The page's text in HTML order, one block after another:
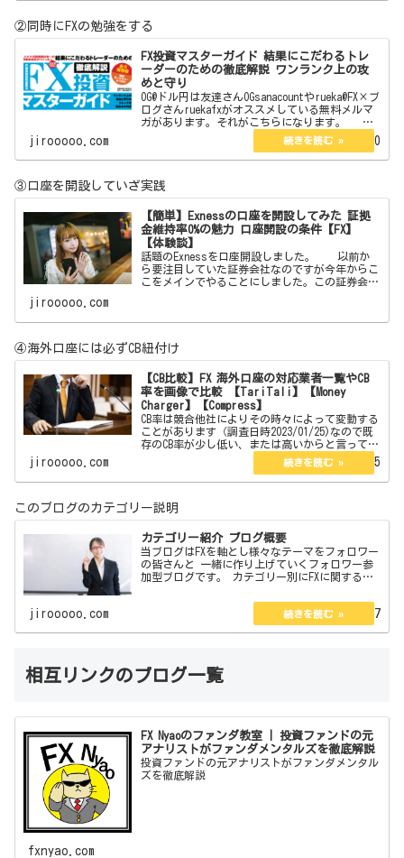
②同時にFXの勉強をする
FX投資マスターガイド 結果にこだわるトレ
ーダーのための徹底解説 ワンランク上の攻
めと守り
OG@ドル円は友達さんOGsanacountやrueka@FX×ブ
ログさんruekafxがオススメしている無料メルマ
ガがあります。それがこちらになります。
【無料】現役プロトレーダーが総合監修したFX投
資E-BOOK図解オールカラー12…
jirooooo.com 2022.09.20
③口座を開設していざ実践
【簡単】Exnessの口座を開設してみた 証拠
金維持率0%の魅力 口座開設の条件【FX】
【体験談】
話題のExnessを口座開設しました。 以前か
ら要注目していた証券会社なのですが今年からこ
こをメインでやることにしました。この証券会社
す。 【簡単
jirooooo.com
④海外口座には必ずCB紐付け
【CB比較】FX 海外口座の対応業者一覧やCB
率を画像で比較 【TariTali】【Money
Charger】【Compress】
CB率は競合他社によりその時々によって変動する
ことがあります（調査日時2023/01/25)なので既
存のCB率が少し低い、または高いからと言ってず
っとそのままという訳でもありません。今現在は
口座開設している海外口座は3つありその3つのCB
率…
jirooooo.com 2023.01.25
このブログのカテゴリー説明
カテゴリー紹介 ブログ概要
当ブログはFXを軸とし様々なテーマをフォロワー
の皆さんと 一緒に作り上げていくフォロワー参
加型ブログです。 カテゴリー別にFXに関するも
で読めるコラム＆エッセイがあります。 管理
jirooooo.com 2022.08.07
相互リンクのブログ一覧
FX Nyaoのファンダ教室 | 投資ファンドの元
アナリストがファンダメンタルズを徹底解説
投資ファンドの元アナリストがファンダメンタル
ズを徹底解説
fxnyao.com